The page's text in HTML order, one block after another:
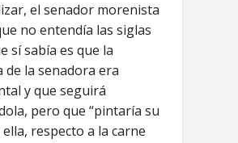
el senador morenista
no entendía las siglas
sí sabía es que la
de la senadora era
y que seguirá
pero que “pintaría su
ella, respecto a la carne